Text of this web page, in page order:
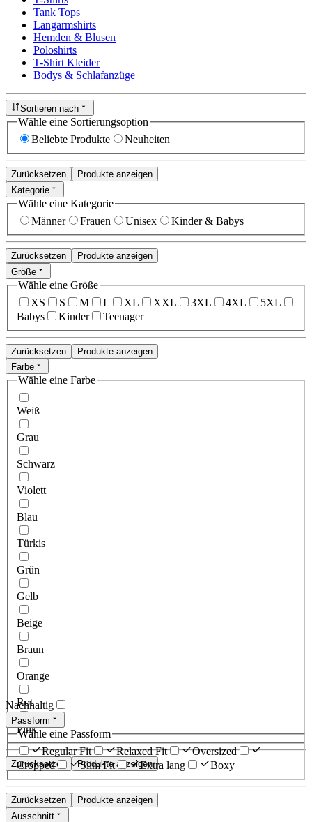
Tank Tops
Langarmshirts
Hemden & Blusen
Poloshirts
T-Shirt Kleider
Bodys & Schlafanzüge
Sortieren nach
Wähle eine Sortierungsoption
Beliebte Produkte
Neuheiten
Zurücksetzen
Produkte anzeigen
Kategorie
Wähle eine Kategorie
Männer
Frauen Unisex Kinder & Babys
Zurücksetzen
Produkte anzeigen
Größe
Wähle eine Größe
XS
S M L XL XXL 3XL 4XL
5XL
Babys
Kinder Teenager
Zurücksetzen
Produkte anzeigen
Farbe
Wähle eine Farbe
Weiß
Grau
Schwarz
Violett
Blau
Türkis
Grün
Gelb
Beige
Braun
Orange
Rot
Pink
Zurücksetzen Produkte anzeigen
Nachhaltig
Passform
Wähle eine Passform
Regular Fit
Relaxed Fit
Oversized
Cropped
Slim Fit Extra lang Boxy
Zurücksetzen
Produkte anzeigen
Ausschnitt